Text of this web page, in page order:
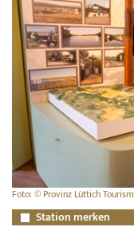
Foto: © Provinz Lüttich
Station merken